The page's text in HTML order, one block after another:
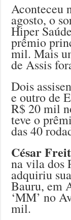
Aconteceu
agosto, o
Hiper
prêmio
mil. Mais
de Assis
Dois
e outro de
R$ 20 mil
teve o
das 40
César
na vila dos
adquiriu
Bauru, em
‘MM’ no
mil.